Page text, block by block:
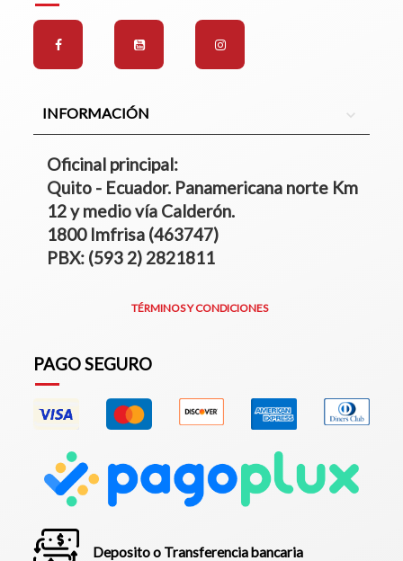
INFORMACIÓN expand_more
Oficinal principal:
Quito - Ecuador. Panamericana norte Km
12 y medio vía Calderón.
1800 Imfrisa (463747)
PBX: (593 2) 2821811
PAGO SEGURO
Deposito o Transferencia bancaria
TÉRMINOS Y CONDICIONES